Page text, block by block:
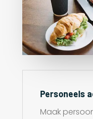
Personeels
Maak